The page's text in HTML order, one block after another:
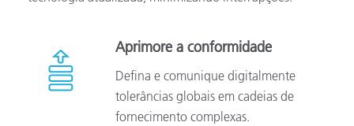
Aprimore a conformidade
Defina e comunique digitalmente
tolerâncias globais em cadeias de
fornecimento complexas.